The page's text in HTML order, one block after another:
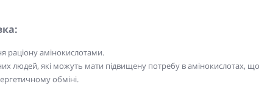
раціону амінокислотами.
людей, які можуть мати підвищену потребу в амінокислотах, що
обміні.